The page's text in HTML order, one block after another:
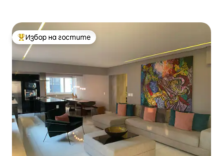
Най-популярен избор на гостите
Избор на гостите